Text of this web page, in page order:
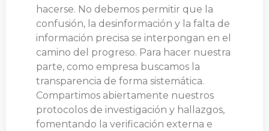
hacerse. No debemos permitir que la
confusión, la desinformación y la falta de
información precisa se interpongan en el
camino del progreso. Para hacer nuestra
parte, como empresa buscamos la
transparencia de forma sistemática.
Compartimos abiertamente nuestros
protocolos de investigación y hallazgos,
fomentando la verificación externa e